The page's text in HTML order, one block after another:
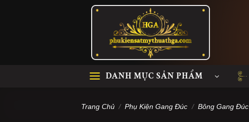
DANH MỤC SẢN PHẨM
Trang Chủ / Phụ Kiện Gang Đúc / Bông Gang Đúc